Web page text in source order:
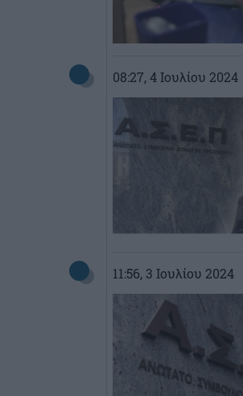
08:27, 4 Ιουλίου 2024
11:56, 3 Ιουλίου 2024